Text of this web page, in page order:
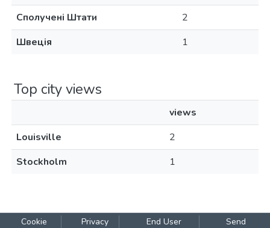
Сполучені Штати
2
Швеція
1
Top city views
views
Louisville
2
Stockholm
1
Cookie
Privacy
End User
Send